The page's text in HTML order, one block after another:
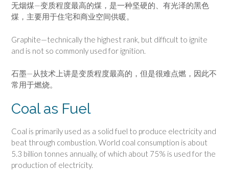
无烟煤—变质程度最高的煤，是一种坚硬的、有光泽的黑色
煤，主要用于住宅和商业空间供暖。
Graphite—technically the highest rank, but difficult to ignite
and is not so commonly used for ignition.
石墨—从技术上讲是变质程度最高的，但是很难点燃，因此不
常用于燃烧。
Coal as Fuel
Coal is primarily used as a solid fuel to produce electricity and
beat through combustion. World coal consumption is about
5.3 billion tonnes annually, of which about 75% is used for the
production of electricity.